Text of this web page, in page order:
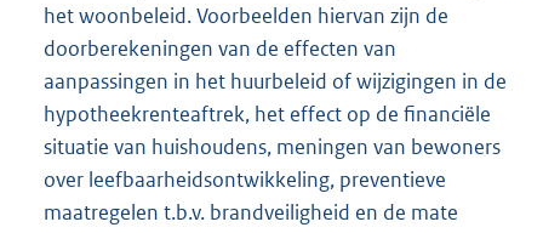
het woonbeleid. Voorbeelden hiervan zijn de
doorberekeningen van de effecten van
aanpassingen in het huurbeleid of wijzigingen in de
hypotheekrenteaftrek, het effect op de financiële
situatie van huishoudens, meningen van bewoners
over leefbaarheidsontwikkeling, preventieve
maatregelen t.b.v. brandveiligheid en de mate